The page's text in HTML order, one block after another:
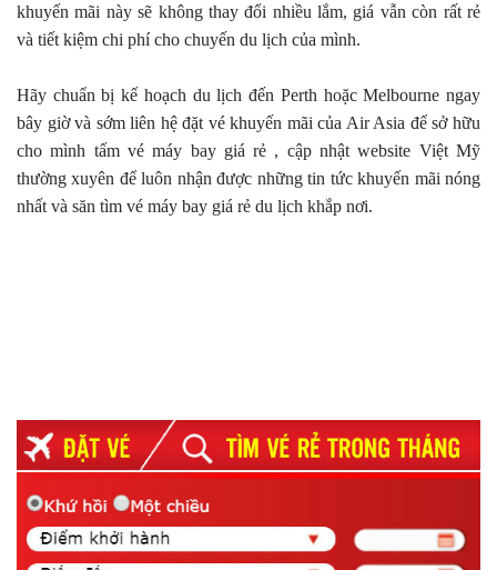
khuyến mãi này sẽ không thay đổi nhiều lắm, giá vẫn còn rất rẻ
và tiết kiệm chi phí cho chuyến du lịch của mình.
Hãy chuẩn bị kế hoạch du lịch đến Perth hoặc Melbourne ngay
bây giờ và sớm liên hệ đặt vé khuyến mãi của Air Asia để sở hữu
cho mình tấm vé máy bay giá rẻ , cập nhật website Việt Mỹ
thường xuyên để luôn nhận được những tin tức khuyến mãi nóng
nhất và săn tìm vé máy bay giá rẻ du lịch khắp nơi.